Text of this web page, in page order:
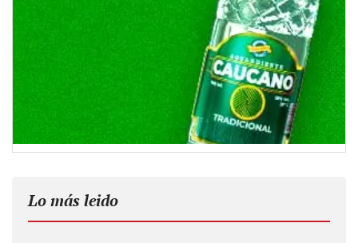
Lo más leido